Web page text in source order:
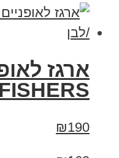
ארגז
FISHERS שחור /לבן
₪190